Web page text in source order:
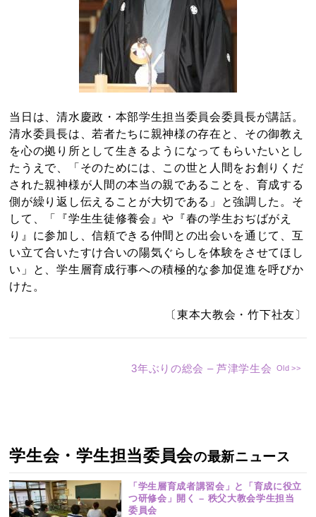
当日は、清水慶政・本部学生担当委員会委員長が講話。
清水委員長は、若者たちに親神様の存在と、その御教え
を心の拠り所として生きるようになってもらいたいとし
たうえで、「そのためには、この世と人間をお創りくだ
された親神様が人間の本当の親であることを、育成する
側が繰り返し伝えることが大切である」と強調した。そ
して、「『学生生徒修養会』や『春の学生おぢばがえ
り』に参加し、信頼できる仲間との出会いを通じて、互
い立て合いたすけ合いの陽気ぐらしを体験をさせてほし
い」と、学生層育成行事への積極的な参加促進を呼びか
けた。
〔東本大教会・竹下社友〕
3年ぶりの総会 – 芦津学生会
学生会・学生担当委員会の最新ニュース
「学生層育成者講習会」と「育成に役立
つ研修会」開く – 秩父大教会学生担当
委員会